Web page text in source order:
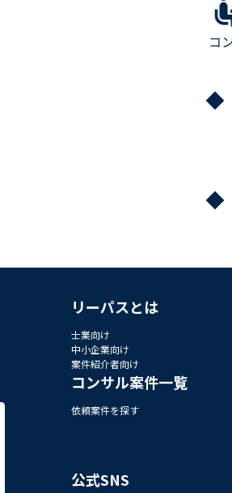
リーパスとは
士業向け
中小企業向け
案件紹介者向け
コンサル案件一覧
依頼案件を探す
公式SNS